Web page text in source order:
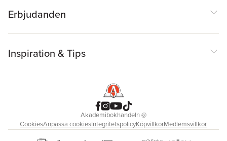
Erbjudanden
Inspiration & Tips
Akademibokhandeln@
CookiesAnpassa cookiesIntegritetspolicyKöpvillkorMedlemsvillkor